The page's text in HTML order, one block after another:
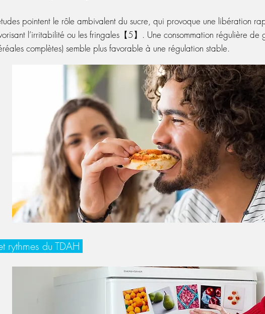
pointent le rôle ambivalent du sucre, qui provoque une libération
l’irritabilité ou les fringales【5】. Une consommation régulière
complètes) semble plus favorable à une régulation stable.
rythmes du TDAH